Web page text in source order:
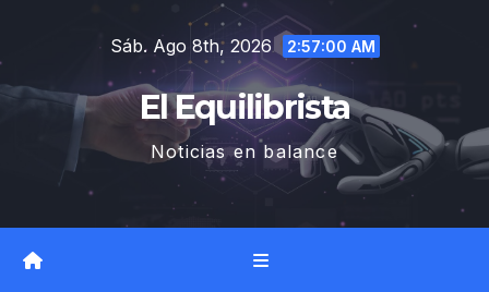
contenido
Sáb. Ago 8th, 2026 2:57:00 AM
El Equilibrista
Noticias en balance